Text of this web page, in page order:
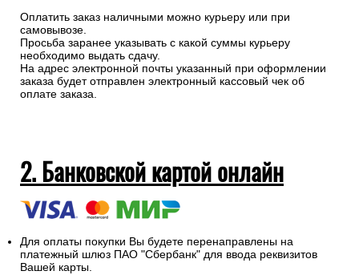
Оплатить заказ наличными можно курьеру или при
самовывозе.
Просьба заранее указывать с какой суммы курьеру
необходимо выдать сдачу.
На адрес электронной почты указанный при оформлении
заказа будет отправлен электронный кассовый чек об
оплате заказа.
2. Банковской картой онлайн
Для оплаты покупки Вы будете перенаправлены на
платежный шлюз ПАО "Сбербанк" для ввода реквизитов
Вашей карты.